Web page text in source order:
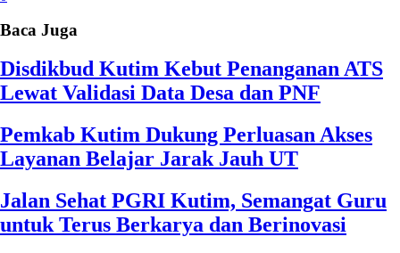
Baca Juga
Disdikbud Kutim Kebut Penanganan ATS
Lewat Validasi Data Desa dan PNF
Pemkab Kutim Dukung Perluasan Akses
Layanan Belajar Jarak Jauh UT
Jalan Sehat PGRI Kutim, Semangat Guru
untuk Terus Berkarya dan Berinovasi